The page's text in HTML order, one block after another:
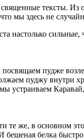
тексты. Из
мы здесь не
настолько сильные,
пудже
пуджу внутри
устраиваем
те же, в основном
бешеная белка